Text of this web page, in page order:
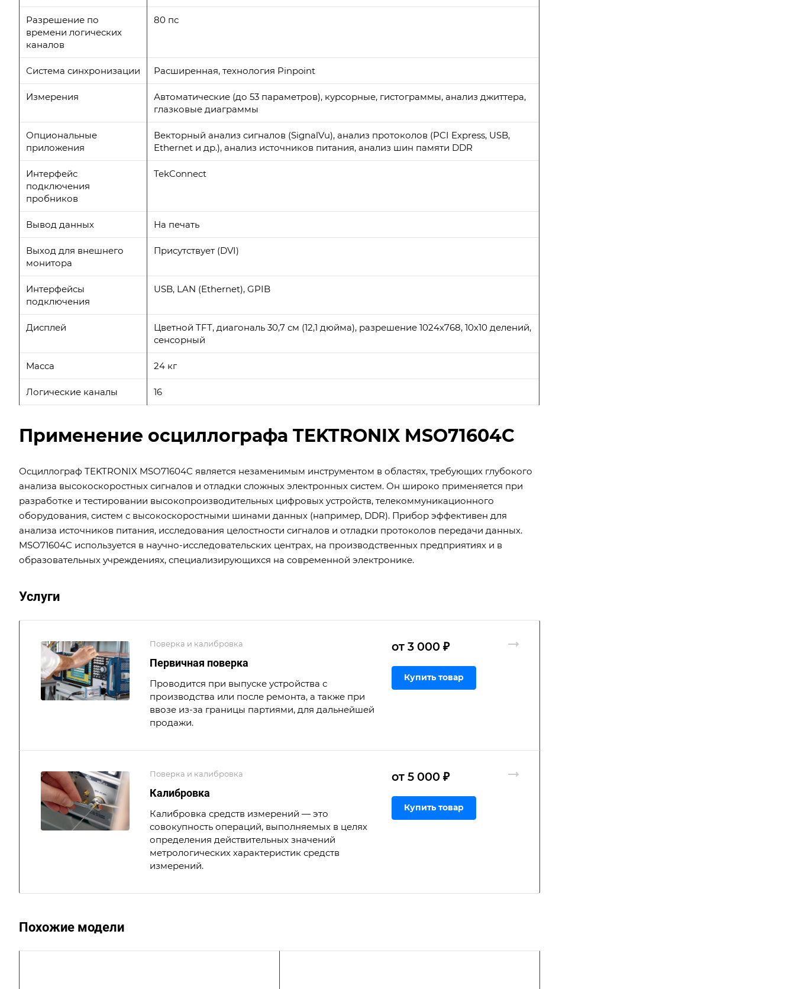
Разрешение по
времени логических
каналов
80 пс
Система синхронизации Расширенная, технология Pinpoint
Измерения
Автоматические (до 53 параметров), курсорные, гистограммы, анализ джиттера,
глазковые диаграммы
Опциональные
приложения
Векторный анализ сигналов (SignalVu), анализ протоколов (PCI Express, USB,
Ethernet и др.), анализ источников питания, анализ шин памяти DDR
Интерфейс
подключения
пробников
TekConnect
Вывод данных На печать
Выход для внешнего
монитора
Присутствует (DVI)
Интерфейсы
подключения
USB, LAN (Ethernet), GPIB
Дисплей
Цветной TFT, диагональ 30,7 см (12,1 дюйма), разрешение 1024х768, 10х10 делений,
сенсорный
Масса 24 кг
Логические каналы 16
Применение осциллографа TEKTRONIX MSO71604C
Осциллограф TEKTRONIX MSO71604C является незаменимым инструментом в областях, требующих глубокого
анализа высокоскоростных сигналов и отладки сложных электронных систем. Он широко применяется при
разработке и тестировании высокопроизводительных цифровых устройств, телекоммуникационного
оборудования, систем с высокоскоростными шинами данных (например, DDR). Прибор эффективен для
анализа источников питания, исследования целостности сигналов и отладки протоколов передачи данных.
MSO71604C используется в научно-исследовательских центрах, на производственных предприятиях и в
образовательных учреждениях, специализирующихся на современной электронике.
Услуги
Поверка и калибровка
Первичная поверка
Проводится при выпуске устройства с
производства или после ремонта, а также при
ввозе из-за границы партиями, для дальнейшей
продажи.
от 3 000 ₽
Купить товар
Поверка и калибровка
Калибровка
Калибровка средств измерений — это
совокупность операций, выполняемых в целях
определения действительных значений
метрологических характеристик средств
измерений.
от 5 000 ₽
Купить товар
Похожие модели